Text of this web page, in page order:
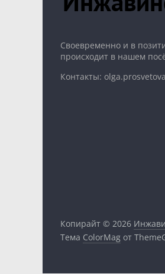
Cвоевременно и в
происходит в нашем
Контакты:
Копирайт © 2026
Тема ColorMag от